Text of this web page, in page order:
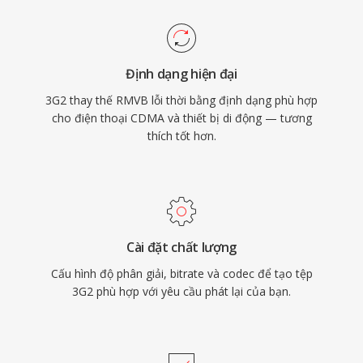
định dạng mới hơn như MP4 đã thay thế 3G2
cho hầu hết mục đích sử dụng, nó vẫn hữu ích
khi làm việc với nội dung di động cũ và trong
các tình huống mà kích thước tệp tối thiểu là
mối quan tâm hàng đầu.
Định dạng hiện đại
3G2 thay thế RMVB lỗi thời bằng định dạng phù hợp
cho điện thoại CDMA và thiết bị di động — tương
thích tốt hơn.
Cài đặt chất lượng
Cấu hình độ phân giải, bitrate và codec để tạo tệp
3G2 phù hợp với yêu cầu phát lại của bạn.